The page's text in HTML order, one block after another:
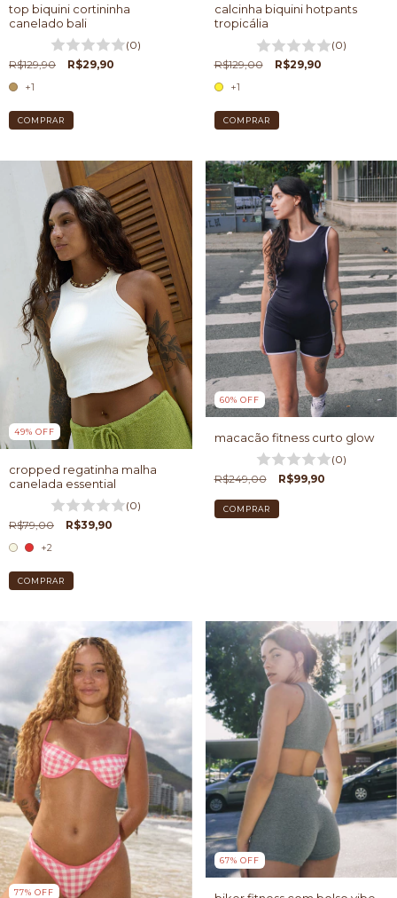
top biquini cortininha
canelado bali
(0)
R$129,90
R$29,90
+1
COMPRAR
calcinha biquini hotpants
tropicália
(0)
R$129,00
R$29,90
+1
COMPRAR
49% OFF
cropped regatinha malha
canelada essential
(0)
R$79,00
R$39,90
+2
COMPRAR
60% OFF
macacão fitness curto glow
(0)
R$249,00
R$99,90
COMPRAR
77% OFF
67% OFF